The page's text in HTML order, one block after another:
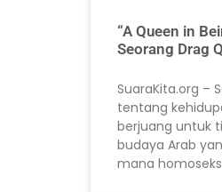
“A Queen in
Seorang Drag
SuaraKita.org –
tentang
berjuang untuk
budaya Arab
mana